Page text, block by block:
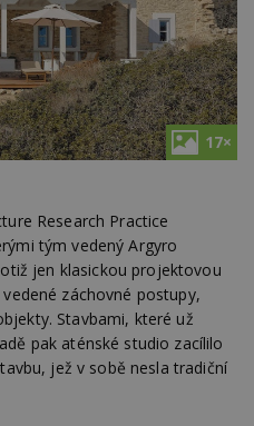
17×
Research Practice
tým vedený Argyro
jen klasickou projektovou
záchovné postupy,
Stavbami, které už
pak aténské studio zacílilo
jež v sobě nesla tradiční